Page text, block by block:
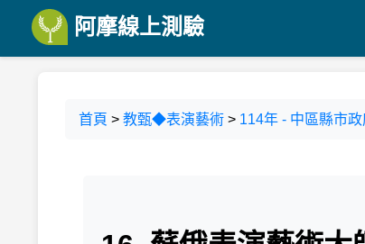
阿摩線上測驗
首頁 > 教甄◆表演藝術 > 114年 - 中區縣市